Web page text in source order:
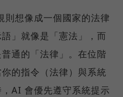
想像成一個國家的法律
」就像是「憲法」，而
通的「法律」。在位階
的指令（法律）與系統
AI 會優先遵守系統提示